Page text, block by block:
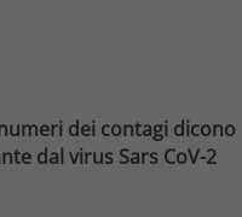
dei contagi dicono
dal virus Sars CoV-2